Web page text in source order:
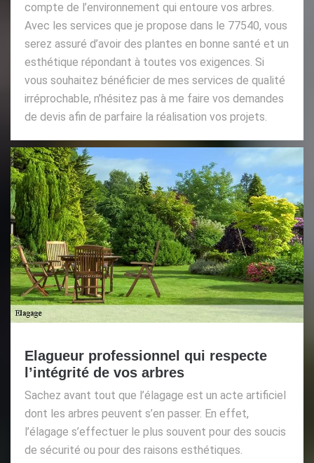
compte de l’environnement qui entoure vos arbres.
Avec les services que je propose dans le 77540, vous
serez assuré d’avoir des plantes en bonne santé et un
esthétique répondant à toutes vos exigences. Si
vous souhaitez bénéficier de mes services de qualité
irréprochable, n’hésitez pas à me faire vos demandes
de devis afin de parfaire la réalisation vos projets.
Elagueur professionnel qui respecte
l’intégrité de vos arbres
Sachez avant tout que l’élagage est un acte artificiel
dont les arbres peuvent s’en passer. En effet,
l’élagage s’effectuer le plus souvent pour des soucis
de sécurité ou pour des raisons esthétiques.